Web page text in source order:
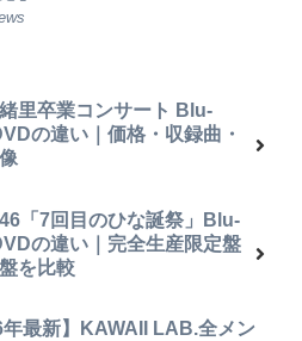
里卒業コンサート Blu-
の違い｜価格・収録曲・
「7回目のひな誕祭」Blu-
の違い｜完全生産限定盤
を比較
年最新】KAWAII LAB.全メン